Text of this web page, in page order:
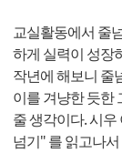
교실활동에서 줄
하게 실력이 성장
작년에 해보니 줄
이를 겨냥한 듯한
줄 생각이다. 시
넘기" 를 읽고나